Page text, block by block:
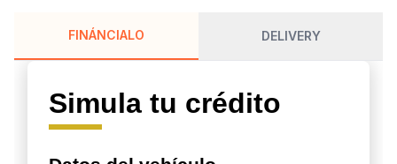
FINÁNCIALO DELIVERY